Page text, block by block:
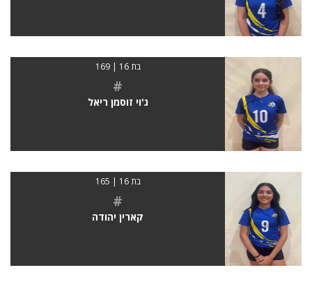
בת 16 | 169
#
ג'וי זוסמן ריאל
בת 16 | 165
#
קארין יהודה